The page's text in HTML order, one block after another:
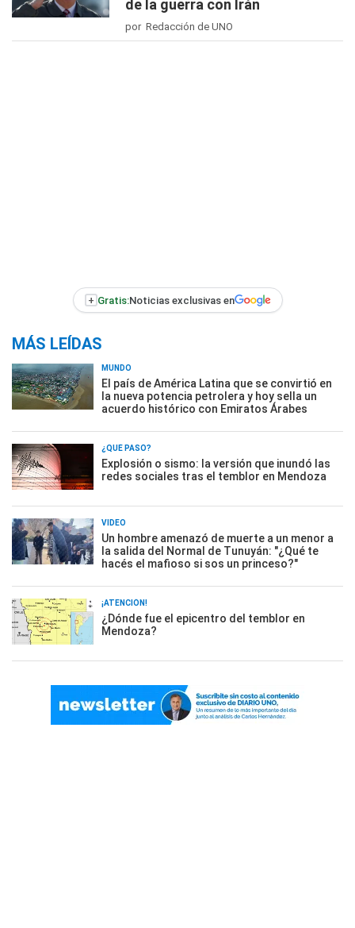
de la guerra con Irán
por Redacción de UNO
+ Gratis:Noticias exclusivas en
MÁS LEÍDAS
MUNDO
El país de América Latina que se convirtió en
la nueva potencia petrolera y hoy sella un
acuerdo histórico con Emiratos Árabes
¿QUÉ PASÓ?
Explosión o sismo: la versión que inundó las
redes sociales tras el temblor en Mendoza
VIDEO
Un hombre amenazó de muerte a un menor a
la salida del Normal de Tunuyán: "¿Qué te
hacés el mafioso si sos un princeso?"
¡ATENCIÓN!
¿Dónde fue el epicentro del temblor en
Mendoza?